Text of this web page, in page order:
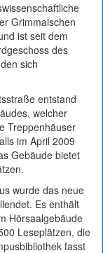
Grimmaischen
ist seit dem
des
sich
entstand
welcher
Treppenhäuser
im April 2009
Gebäude bietet
wurde das neue
Es enthält
Hörsaalgebäude
Leseplätzen, die
fasst